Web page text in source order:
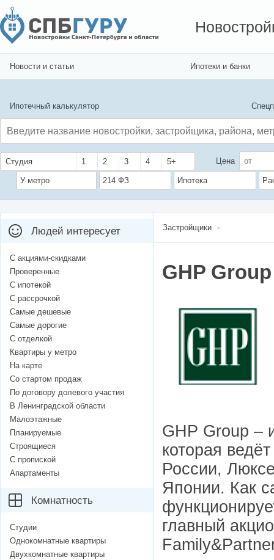
Новости и статьи Ипотеки и банки
Ипотечный калькулятор
Студия 1 2 3 4 5+ Цена
У метро 214 ФЗ Ипотека
Застройщики
GHP Group
GHP Group –
которая
России,
Японии. Как
главный
Людей интересует
С акциями-скидками
Проверенные
С ипотекой
С рассрочкой
Самые дешевые
Самые дорогие
С отделкой
Квартиры у метро
На карте
Со стартом продаж
По договору долевого участия
В Ленинградской области
Малоэтажные
Планируемые
Строящиеся
С пропиской
Апартаменты
Комнатность
Студии
Однокомнатные квартиры
Двухкомнатные квартиры